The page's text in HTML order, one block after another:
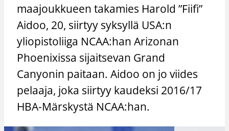
maajoukkueen takamies Harold ”Fiifi”
Aidoo, 20, siirtyy syksyllä USA:n
yliopistoliiga NCAA:han Arizonan
Phoenixissa sijaitsevan Grand
Canyonin paitaan. Aidoo on jo viides
pelaaja, joka siirtyy kaudeksi 2016/17
HBA-Märskystä NCAA:han.